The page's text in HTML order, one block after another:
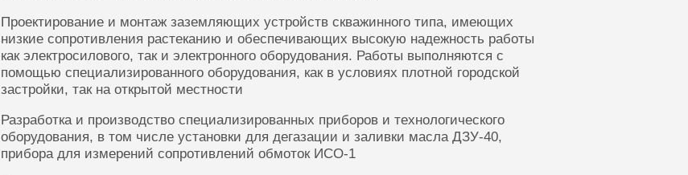
Проектирование и монтаж заземляющих устройств скважинного типа, имеющих
низкие сопротивления растеканию и обеспечивающих высокую надежность работы
как электросилового, так и электронного оборудования. Работы выполняются с
помощью специализированного оборудования, как в условиях плотной городской
застройки, так на открытой местности
Разработка и производство специализированных приборов и технологического
оборудования, в том числе установки для дегазации и заливки масла ДЗУ-40,
прибора для измерений сопротивлений обмоток ИСО-1